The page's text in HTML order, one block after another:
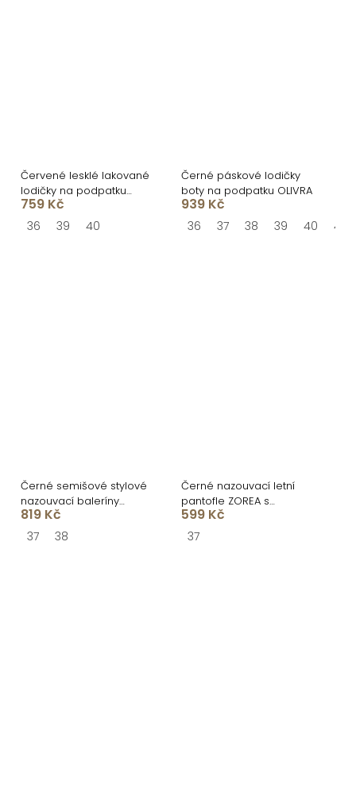
Červené lesklé lakované
lodičky na podpatku
VOSSIA
759 Kč
36 39 40
Černé páskové lodičky
boty na podpatku OLIVRA
939 Kč
36 37 38 39 40 41
Černé semišové stylové
nazouvací baleríny
GENYRA s odkrytou patou
819 Kč
37 38
Černé nazouvací letní
pantofle ZOREA s
uzavřenou špičkou
599 Kč
37